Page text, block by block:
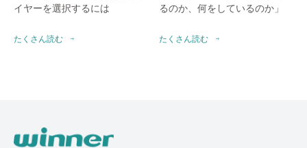
イヤーを選択するには
たくさん読む
るのか、何をしているのか」
たくさん読む